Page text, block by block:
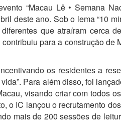
“Macau Lê • Semana
deste ano. Sob o lema “10
que atraíram cerca
para a construção de
os residentes a
Para além disso, foi
visando criar com todos
o IC lançou o recrutamento
mais de 200 sessões de